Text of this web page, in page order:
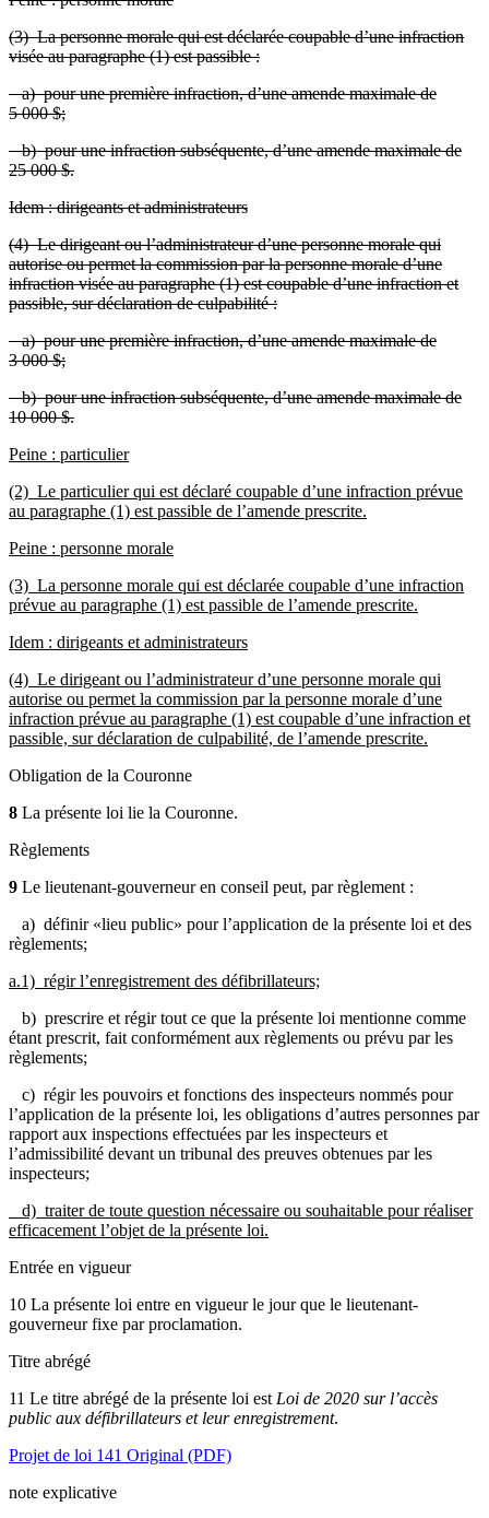
(3) La personne morale qui est déclarée coupable d’une infraction
visée au paragraphe (1) est passible :
a) pour une première infraction, d’une amende maximale de
5 000 $;
b) pour une infraction subséquente, d’une amende maximale de
25 000 $.
Idem : dirigeants et administrateurs
(4) Le dirigeant ou l’administrateur d’une personne morale qui
autorise ou permet la commission par la personne morale d’une
infraction visée au paragraphe (1) est coupable d’une infraction et
passible, sur déclaration de culpabilité :
a) pour une première infraction, d’une amende maximale de
3 000 $;
b) pour une infraction subséquente, d’une amende maximale de
10 000 $.
Peine : particulier
(2) Le particulier qui est déclaré coupable d’une infraction prévue
au paragraphe (1) est passible de l’amende prescrite.
Peine : personne morale
(3) La personne morale qui est déclarée coupable d’une infraction
prévue au paragraphe (1) est passible de l’amende prescrite.
Idem : dirigeants et administrateurs
(4) Le dirigeant ou l’administrateur d’une personne morale qui
autorise ou permet la commission par la personne morale d’une
infraction prévue au paragraphe (1) est coupable d’une infraction et
passible, sur déclaration de culpabilité, de l’amende prescrite.
Obligation de la Couronne
8 La présente loi lie la Couronne.
Règlements
9 Le lieutenant-gouverneur en conseil peut, par règlement :
a) définir «lieu public» pour l’application de la présente loi et des
règlements;
a.1) régir l’enregistrement des défibrillateurs;
b) prescrire et régir tout ce que la présente loi mentionne comme
étant prescrit, fait conformément aux règlements ou prévu par les
règlements;
c) régir les pouvoirs et fonctions des inspecteurs nommés pour
l’application de la présente loi, les obligations d’autres personnes par
rapport aux inspections effectuées par les inspecteurs et
l’admissibilité devant un tribunal des preuves obtenues par les
inspecteurs;
d) traiter de toute question nécessaire ou souhaitable pour réaliser
efficacement l’objet de la présente loi.
Entrée en vigueur
10 La présente loi entre en vigueur le jour que le lieutenant-
gouverneur fixe par proclamation.
Titre abrégé
11 Le titre abrégé de la présente loi est Loi de 2020 sur l’accès
public aux défibrillateurs et leur enregistrement.
Projet de loi 141 Original (PDF)
note explicative